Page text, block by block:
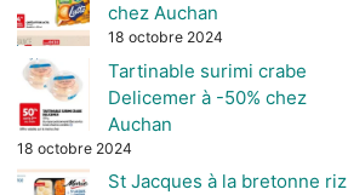
chez Auchan
18 octobre 2024
Tartinable surimi crabe
Delicemer à -50% chez
Auchan
18 octobre 2024
St Jacques à la bretonne riz